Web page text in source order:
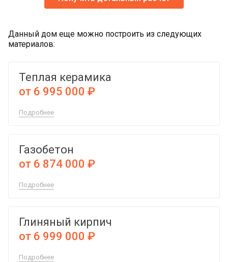
Данный дом еще можно построить из следующих
материалов:
Теплая керамика
от 6 995 000 ₽
Подробнее
Газобетон
от 6 874 000 ₽
Подробнее
Глиняный кирпич
от 6 999 000 ₽
Подробнее